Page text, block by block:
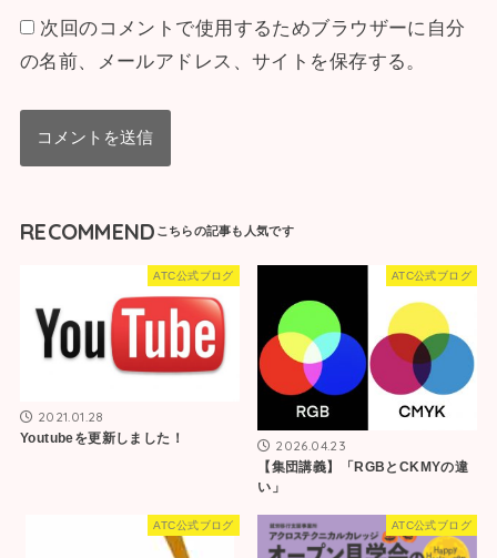
次回のコメントで使用するためブラウザーに自分
の名前、メールアドレス、サイトを保存する。
RECOMMEND
ATC公式ブログ
2021.01.28
Youtubeを更新しました！
ATC公式ブログ
2026.04.23
【集団講義】「RGBとCKMYの違
い」
ATC公式ブログ ATC公式ブログ